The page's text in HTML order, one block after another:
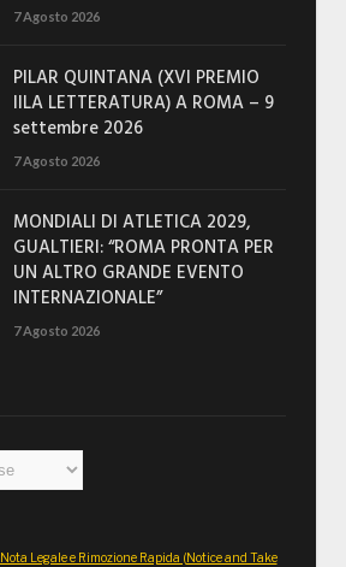
7 Agosto 2026
PILAR QUINTANA (XVI PREMIO
IILA LETTERATURA) A ROMA – 9
settembre 2026
7 Agosto 2026
MONDIALI DI ATLETICA 2029,
GUALTIERI: “ROMA PRONTA PER
UN ALTRO GRANDE EVENTO
INTERNAZIONALE”
7 Agosto 2026
Nota Legale e Rimozione Rapida (Notice and Take